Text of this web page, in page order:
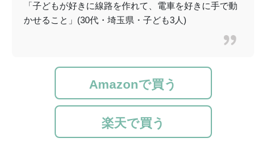
「子どもが好きに線路を作れて、電車を好きに手で動
かせること」(30代・埼玉県・子ども3人)
Amazonで買う
楽天で買う